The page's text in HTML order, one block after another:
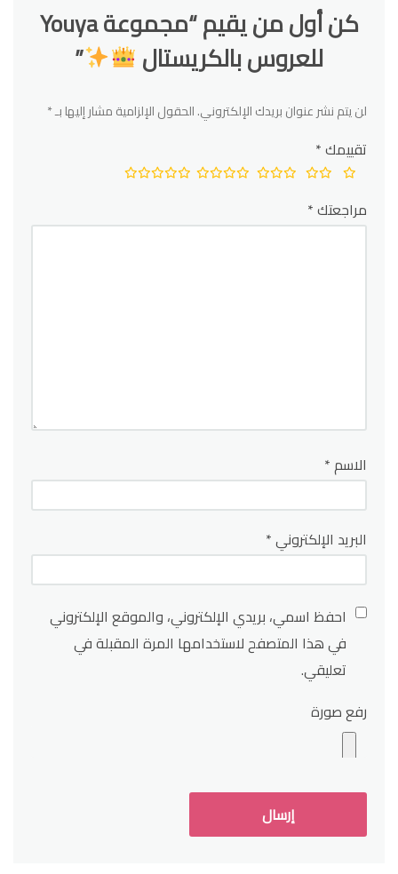
كن أول من يقيم “مجموعة Youya
للعروس بالكريستال ”
لن يتم نشر عنوان بريدك الإلكتروني.الحقول الإلزامية مشار إليها بـ*
تقييمك*
مراجعتك*
الاسم*
البريد الإلكتروني*
احفظ اسمي، بريدي الإلكتروني، والموقع الإلكتروني
في هذا المتصفح لاستخدامها المرة المقبلة في
تعليقي.
رفع صورة